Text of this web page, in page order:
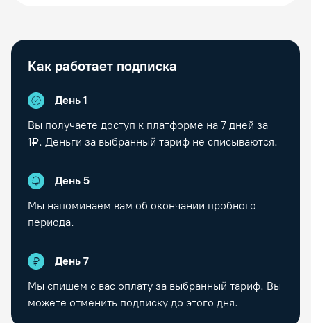
Как работает подписка
День 1
Вы получаете доступ к платформе на 7 дней за
1₽. Деньги за выбранный тариф не списываются.
День 5
Мы напоминаем вам об окончании пробного
периода.
День 7
Мы спишем с вас оплату за выбранный тариф. Вы
можете отменить подписку до этого дня.